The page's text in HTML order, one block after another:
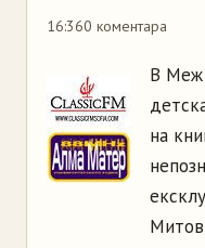
16:360 коментара
В
на